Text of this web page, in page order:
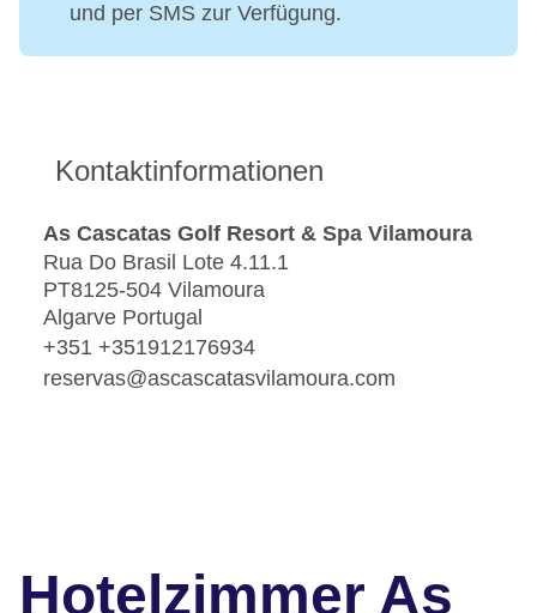
und per SMS zur Verfügung.
Kontaktinformationen
As Cascatas Golf Resort & Spa Vilamoura
Rua Do Brasil Lote 4.11.1
PT8125-504 Vilamoura
Algarve Portugal
+351 +351912176934
reservas@ascascatasvilamoura.com
Hotelzimmer As